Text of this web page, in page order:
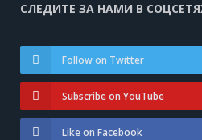
СЛЕДИТЕ ЗА НАМИ В
Follow on Twitter
Subscribe on YouTube
Like on Facebook